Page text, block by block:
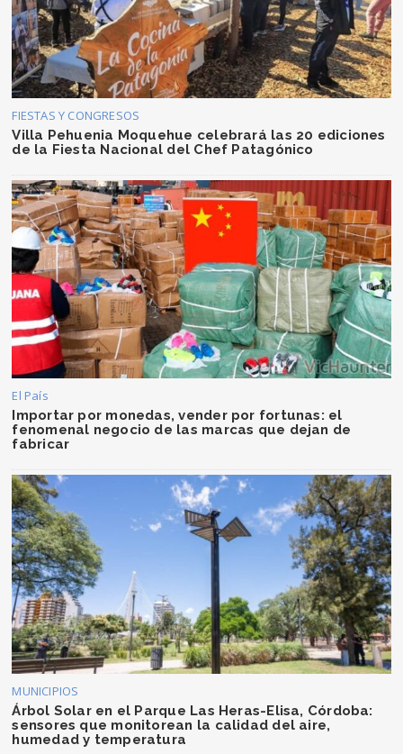
FIESTAS Y CONGRESOS
Villa Pehuenia Moquehue celebrará las 20 ediciones
de la Fiesta Nacional del Chef Patagónico
El País
Importar por monedas, vender por fortunas: el
fenomenal negocio de las marcas que dejan de
fabricar
MUNICIPIOS
Árbol Solar en el Parque Las Heras-Elisa, Córdoba:
sensores que monitorean la calidad del aire,
humedad y temperatura